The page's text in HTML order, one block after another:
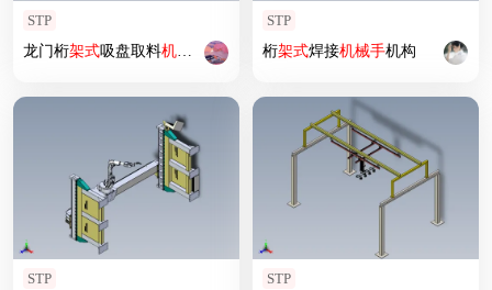
STP
龙门桁架式吸盘取料机械手
STP
桁架式焊接机械手机构
STP STP